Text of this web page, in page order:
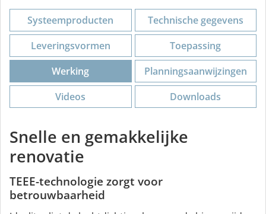
Systeemproducten
Technische gegevens
Leveringsvormen
Toepassing
Werking
Planningsaanwijzingen
Videos
Downloads
Snelle en gemakkelijke
renovatie
TEEE-technologie zorgt voor
betrouwbaarheid